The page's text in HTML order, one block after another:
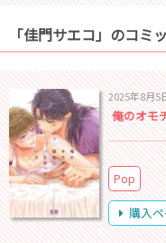
「佳門サエコ」のコミ
2025年8月5
俺のオモ
Pop
購入